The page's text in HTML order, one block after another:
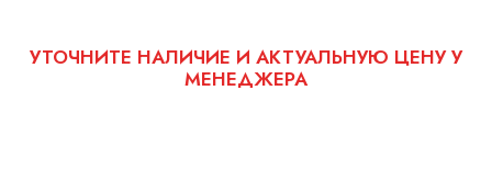
УТОЧНИТЕ НАЛИЧИЕ И АКТУАЛЬНУЮ ЦЕНУ У
МЕНЕДЖЕРА